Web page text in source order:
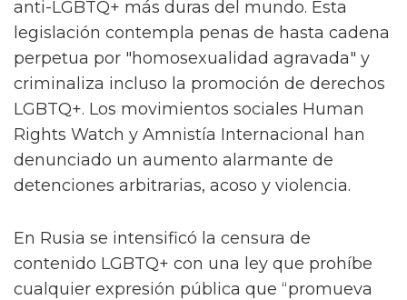
anti-LGBTQ+ más duras del mundo. Esta
legislación contempla penas de hasta cadena
perpetua por "homosexualidad agravada" y
criminaliza incluso la promoción de derechos
LGBTQ+. Los movimientos sociales Human
Rights Watch y Amnistía Internacional han
denunciado un aumento alarmante de
detenciones arbitrarias, acoso y violencia.
En Rusia se intensificó la censura de
contenido LGBTQ+ con una ley que prohíbe
cualquier expresión pública que “promueva